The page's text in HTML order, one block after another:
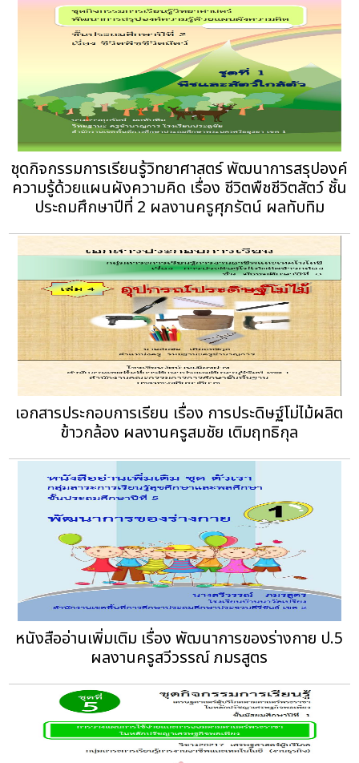
ชุดกิจกรรมการเรียนรู้วิทยาศาสตร์ พัฒนาการสรุปองค์
ความรู้ด้วยแผนผังความคิด เรื่อง ชีวิตพืชชีวิตสัตว์ ชั้น
ประถมศึกษาปีที่ 2 ผลงานครูศุภรัตน์ ผลทับทิม
เอกสารประกอบการเรียน เรื่อง การประดิษฐ์โม่ไม้ผลิต
ข้าวกล้อง ผลงานครูสมชัย เติมฤทธิกุล
หนังสืออ่านเพิ่มเติม เรื่อง พัฒนาการของร่างกาย ป.5
ผลงานครูสวีวรรณ์ ภมรสูตร